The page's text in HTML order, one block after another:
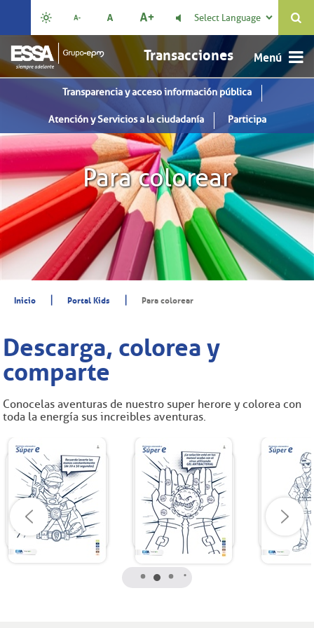
Select Language 
Transacciones
Transparencia y acceso información pública
Atención y Servicios a la ciudadanía Participa
Para colorear
Inicio | Portal Kids | Para colorear
Descarga, colorea y
comparte
Conoce las aventuras de nuestro super herore y colorea con
toda la energía sus increibles aventuras.